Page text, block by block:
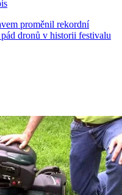
proměnil rekordní
dronů v historii festivalu